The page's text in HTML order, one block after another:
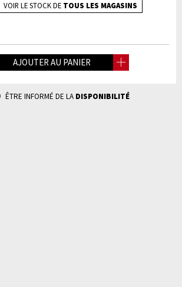
VOIR LESTOCK DE TOUS LES MAGASINS
AJOUTER AU PANIER
ÊTRE INFORMÉ DE LA DISPONIBILITÉ